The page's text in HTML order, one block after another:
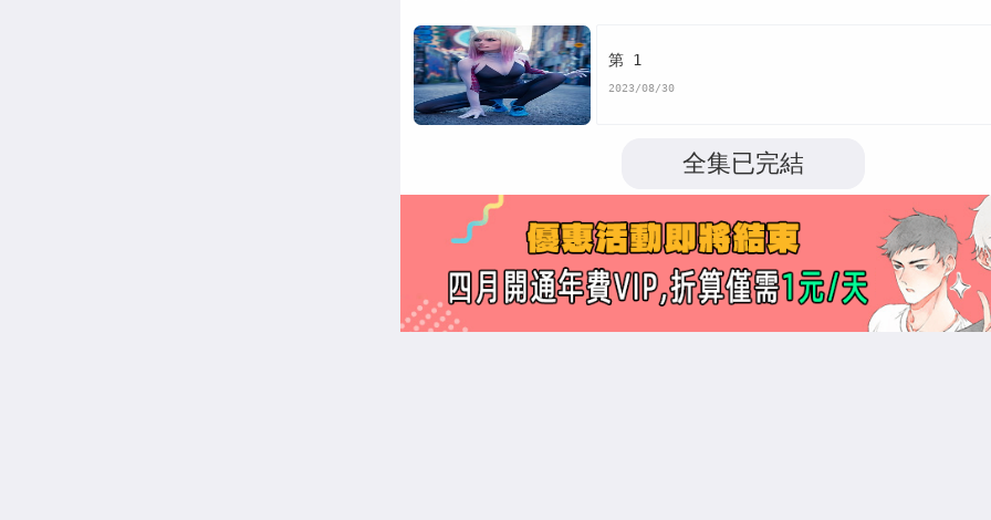
第 1
2023/08/30
全集已完結